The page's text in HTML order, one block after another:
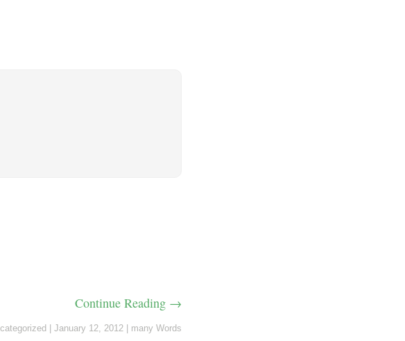
Continue Reading →
January 12, 2012 many Words